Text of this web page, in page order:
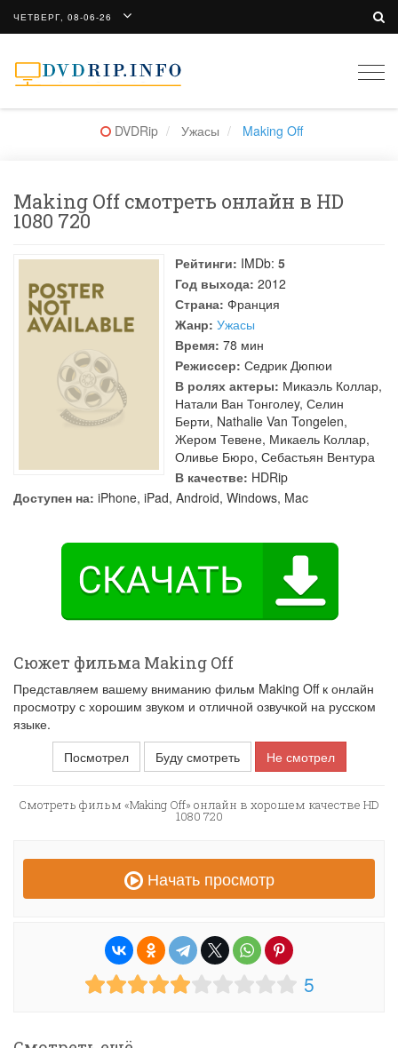
ЧЕТВЕРГ, 08-06-26
DVDRip Ужасы Making Off
Making Off смотреть онлайн в HD
1080 720
Рейтинги: IMDb: 5
Год выхода: 2012
Страна: Франция
Жанр: Ужасы
Время: 78 мин
Режиссер: Седрик Дюпюи
В ролях актеры: Микаэль Коллар,
Натали Ван Тонголеy, Селин
Берти, Nathalie Van Tongelen,
Жером Тевене, Микаель Коллар,
Оливье Бюро, Себастьян Вентура
В качестве: HDRip
Доступен на: iPhone, iPad, Android, Windows, Mac
Сюжет фильма Making Off
Представляем вашему вниманию фильм Making Off к онлайн
просмотру с хорошим звуком и отличной озвучкой на русском
языке.
Посмотрел
Буду смотреть Не смотрел
Смотреть фильм «Making Off» онлайн в хорошем качестве HD
1080 720
Начать просмотр
5